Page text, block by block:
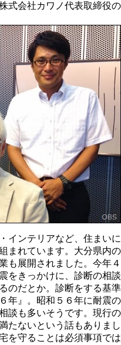
式会社カワノ代表取締役の
インテリアなど、住まいに
まれています。大分県内の
も展開されました。今年４
をきっかけに、診断の相談
のだとか。診断をする基準
年』。昭和５６年に耐震の
談も多いそうです。現行の
たないという話もありまし
を守ることは必須事項では